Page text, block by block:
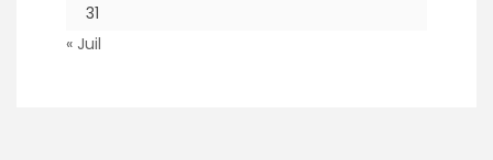
31
« Juil